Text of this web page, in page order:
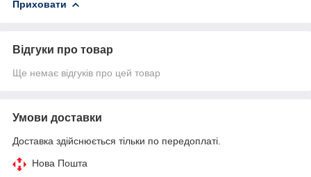
Приховати
Відгуки про товар
Ще немає відгуків про цей товар
Умови доставки
Доставка здійснюється тільки по передоплаті.
Нова Пошта